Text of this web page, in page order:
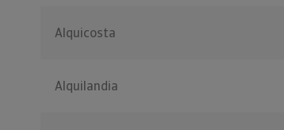
Alquicosta
Alquilandia